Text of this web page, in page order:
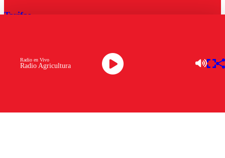
Radio Agricultura
Radio en Vivo
Tarifas
Descarga la APP